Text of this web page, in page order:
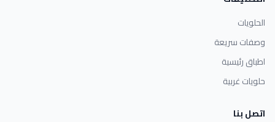
الحلويات
وصفات سريعة
اطباق رئيسية
حلويات غربية
اتصل بنا